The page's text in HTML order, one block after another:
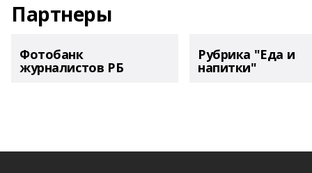
Партнеры
Фотобанк
журналистов РБ
Рубрика "Еда и
напитки"